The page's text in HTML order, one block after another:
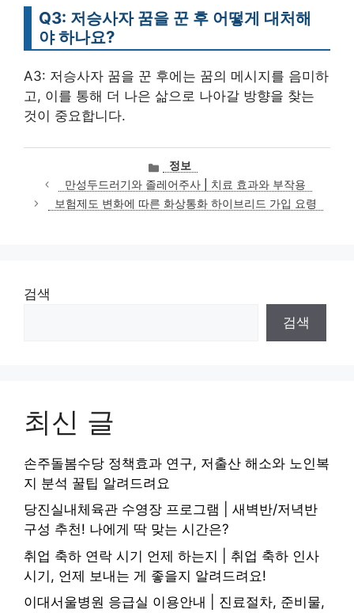
Q3: 저승사자 꿈을 꾼 후 어떻게 대처해
야 하나요?
A3: 저승사자 꿈을 꾼 후에는 꿈의 메시지를 음미하
고, 이를 통해 더 나은 삶으로 나아갈 방향을 찾는
것이 중요합니다.
카
테
고
리
정보
만성두드러기와 졸레어주사 | 치료 효과와 부작용
보험제도 변화에 따른 화상통화 하이브리드 가입 요령
검색
검색
최신 글
손주돌봄수당 정책효과 연구, 저출산 해소와 노인복
지 분석 꿀팁 알려드려요
당진실내체육관 수영장 프로그램 | 새벽반/저녁반
구성 추천! 나에게 딱 맞는 시간은?
취업 축하 연락 시기 언제 하는지 | 취업 축하 인사
시기, 언제 보내는 게 좋을지 알려드려요!
이대서울병원 응급실 이용안내 | 진료절차, 준비물,